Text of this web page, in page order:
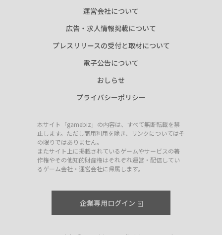
運営会社について
広告・求人情報掲載について
プレスリリースの受付と取材について
電子公告について
おしらせ
プライバシーポリシー
本サイト「gamebiz」の内容は、すべて無断転載を禁
止します。ただし商用利用を除き、リンクについてはそ
の限りではありません。
またサイト上に掲載されているゲームやサービスの著
作権やその他知的財産権はそれぞれ運営・配信してい
るゲーム会社・運営会社に帰属します。
企業専用ログイン